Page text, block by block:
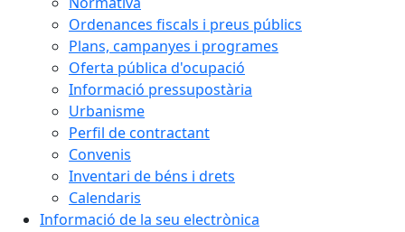
Ordenances fiscals i preus públics
Plans, campanyes i programes
Oferta pública d'ocupació
Informació pressupostària
Urbanisme
Perfil de contractant
Convenis
Inventari de béns i drets
Calendaris
Informació de la seu electrònica